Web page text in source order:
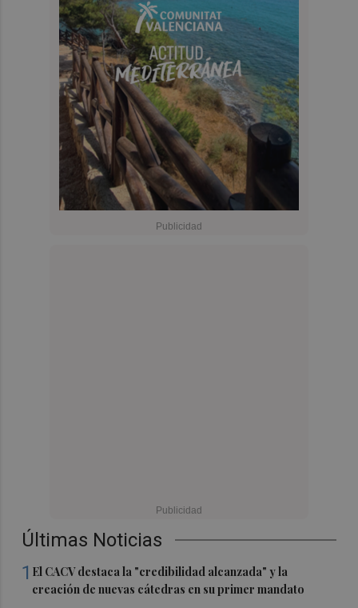
Últimas Noticias
1 El CACV destaca la "credibilidad alcanzada" y la
creación de nuevas cátedras en su primer mandato